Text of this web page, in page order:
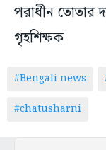
পরাধীন তোতার
গৃহশিক্ষক
#Bengali news
#chatusharni